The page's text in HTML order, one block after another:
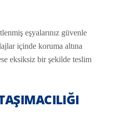
eşyalarınız güvenle
içinde koruma altına
eksiksiz bir şekilde teslim